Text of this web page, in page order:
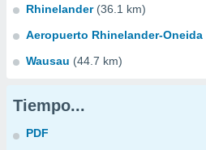
Rhinelander (36.1 km)
Aeropuerto Rhinelander-Oneida
Wausau (44.7 km)
Tiempo...
PDF